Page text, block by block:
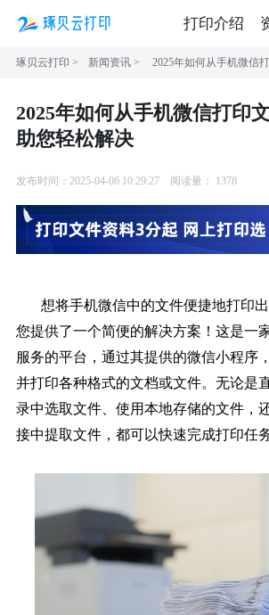
琢贝云打印 > 新闻资讯 >
2025年如何从手机微信打印
助您轻松解决
发布时间：2025-04-06 10:29:27 阅读量： 1378
想将手机微信中的文件便捷地打印出
您提供了一个简便的解决方案！这是一
服务的平台，通过其提供的微信小程序
并打印各种格式的文档或文件。无论是
录中选取文件、使用本地存储的文件，
接中提取文件，都可以快速完成打印任务
打印介绍